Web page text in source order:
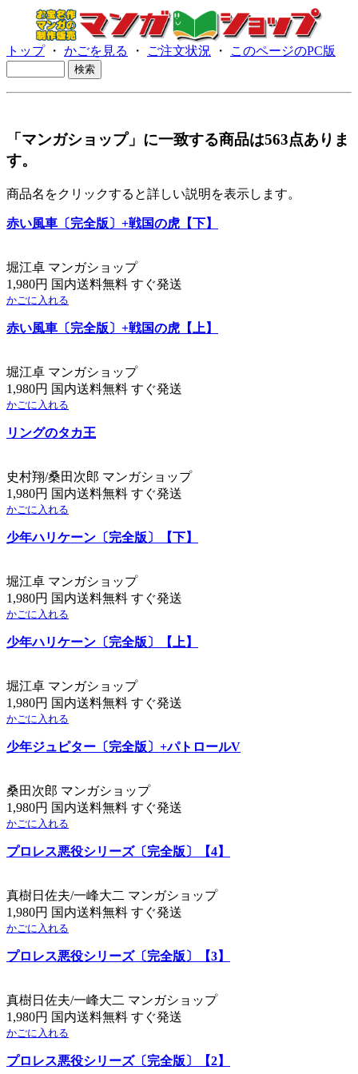
トップ・ かごを見る ・ ご注文状況 ・ このページのPC版
「マンガショップ」に一致する商品は563点ありま
す。
商品名をクリックすると詳しい説明を表示します。
赤い風車〔完全版〕+戦国の虎【下】
堀江卓 マンガショップ
1,980円 国内送料無料 すぐ発送
かごに入れる
赤い風車〔完全版〕+戦国の虎【上】
堀江卓 マンガショップ
1,980円 国内送料無料 すぐ発送
かごに入れる
リングのタカ王
史村翔/桑田次郎 マンガショップ
1,980円 国内送料無料 すぐ発送
かごに入れる
少年ハリケーン〔完全版〕【下】
堀江卓 マンガショップ
1,980円 国内送料無料 すぐ発送
かごに入れる
少年ハリケーン〔完全版〕【上】
堀江卓 マンガショップ
1,980円 国内送料無料 すぐ発送
かごに入れる
少年ジュピター〔完全版〕+パトロールV
桑田次郎 マンガショップ
1,980円 国内送料無料 すぐ発送
かごに入れる
プロレス悪役シリーズ〔完全版〕【4】
真樹日佐夫/一峰大二 マンガショップ
1,980円 国内送料無料 すぐ発送
かごに入れる
プロレス悪役シリーズ〔完全版〕【3】
真樹日佐夫/一峰大二 マンガショップ
1,980円 国内送料無料 すぐ発送
かごに入れる
プロレス悪役シリーズ〔完全版〕【2】